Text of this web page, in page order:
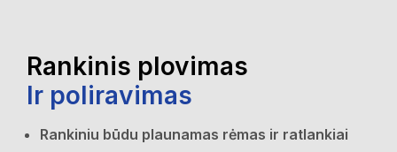
Rankinis plovimas
Ir poliravimas
Rankiniu būdu plaunamas rėmas ir ratlankiai